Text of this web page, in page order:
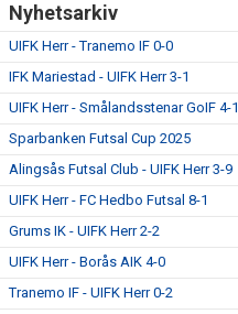
Nyhetsarkiv
UIFK Herr - Tranemo IF 0-0
IFK Mariestad - UIFK Herr 3-1
UIFK Herr - Smålandsstenar GoIF 4-1
Sparbanken Futsal Cup 2025
Alingsås Futsal Club - UIFK Herr 3-9
UIFK Herr - FC Hedbo Futsal 8-1
Grums IK - UIFK Herr 2-2
UIFK Herr - Borås AIK 4-0
Tranemo IF - UIFK Herr 0-2